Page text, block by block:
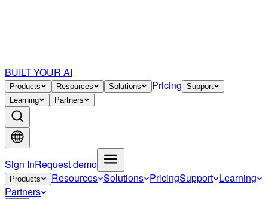
BUILT YOUR AI
Products Resources Solutions Pricing Support
Learning
Partners
Sign InRequest demo
Products Resources Solutions PricingSupport Learning
Partners